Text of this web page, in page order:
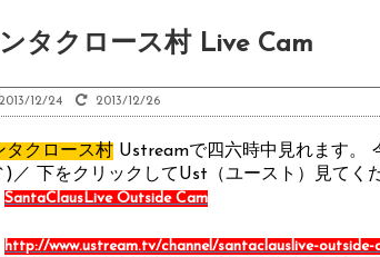
タクロース村 Live Cam
2013/12/24 2013/12/26
タクロース村 Ustreamで四六時中見れます。
／ 下をクリックしてUst（ユースト）見てく
SantaClausLive Outside Cam
http://www.ustream.tv/channel/santaclauslive-outside-